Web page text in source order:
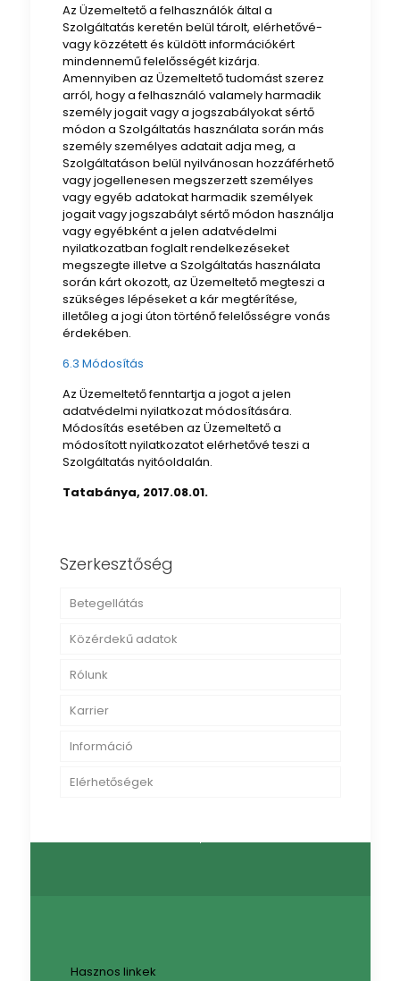
Az Üzemeltető a felhasználók által a
Szolgáltatás keretén belül tárolt, elérhetővé-
vagy közzétett és küldött információkért
mindennemű felelősségét kizárja.
Amennyiben az Üzemeltető tudomást szerez
arról, hogy a felhasználó valamely harmadik
személy jogait vagy a jogszabályokat sértő
módon a Szolgáltatás használata során más
személy személyes adatait adja meg, a
Szolgáltatáson belül nyilvánosan hozzáférhető
vagy jogellenesen megszerzett személyes
vagy egyéb adatokat harmadik személyek
jogait vagy jogszabályt sértő módon használja
vagy egyébként a jelen adatvédelmi
nyilatkozatban foglalt rendelkezéseket
megszegte illetve a Szolgáltatás használata
során kárt okozott, az Üzemeltető megteszi a
szükséges lépéseket a kár megtérítése,
illetőleg a jogi úton történő felelősségre vonás
érdekében.
6.3 Módosítás
Az Üzemeltető fenntartja a jogot a jelen
adatvédelmi nyilatkozat módosítására.
Módosítás esetében az Üzemeltető a
módosított nyilatkozatot elérhetővé teszi a
Szolgáltatás nyitóoldalán.
Tatabánya, 2017.08.01.
Szerkesztőség
Betegellátás
Közérdekű adatok
Rólunk
Karrier
Információ
Elérhetőségek
Hasznos linkek